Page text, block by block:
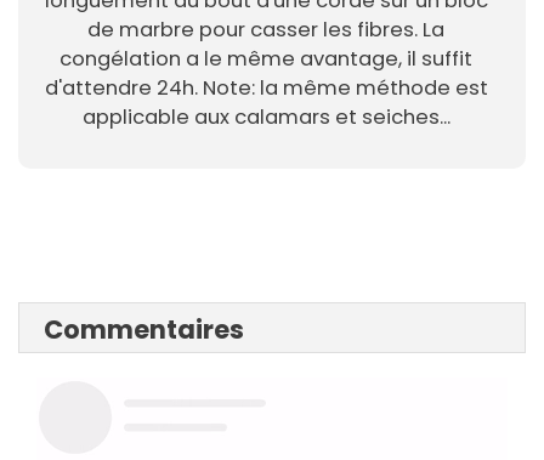
de marbre pour casser les fibres. La
congélation a le même avantage, il suffit
d'attendre 24h. Note: la même méthode est
applicable aux calamars et seiches...
Commentaires